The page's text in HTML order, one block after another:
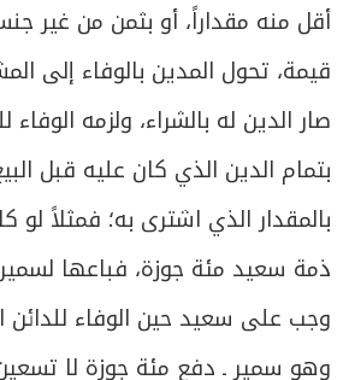
أقل منه مقداراً، أو بثمن من غير
قيمة، تحول المدين بالوفاء إلى
صار الدين له بالشراء، ولزمه
بتمام الدين الذي كان عليه قبل
بالمقدار الذي اشترى به؛ فمثلاً لو
ذمة سعيد مئة جوزة، فباعها
وجب على سعيد حين الوفاء للدائن
وهو سمير ـ دفع مئة جوزة لا